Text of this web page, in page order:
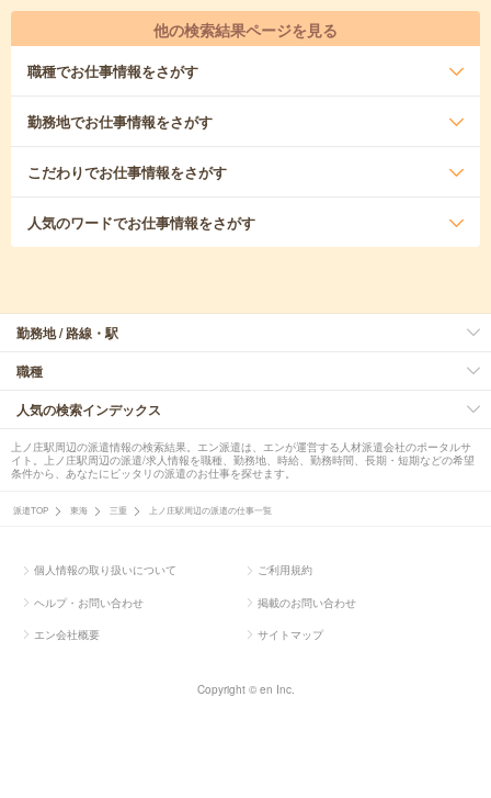
他の検索結果ページを見る
職種でお仕事情報をさがす
勤務地でお仕事情報をさがす
こだわりでお仕事情報をさがす
人気のワードでお仕事情報をさがす
勤務地 / 路線・駅
職種
人気の検索インデックス
上ノ庄駅周辺の派遣情報の検索結果。エン派遣は、エンが運営する人材派遣会社のポータルサ
イト。上ノ庄駅周辺の派遣/求人情報を職種、勤務地、時給、勤務時間、長期・短期などの希望
条件から、あなたにピッタリの派遣のお仕事を探せます。
派遣TOP 東海 三重 上ノ庄駅周辺の派遣の仕事一覧
個人情報の取り扱いについて ご利用規約
ヘルプ・お問い合わせ 掲載のお問い合わせ
エン会社概要 サイトマップ
Copyright © en Inc.